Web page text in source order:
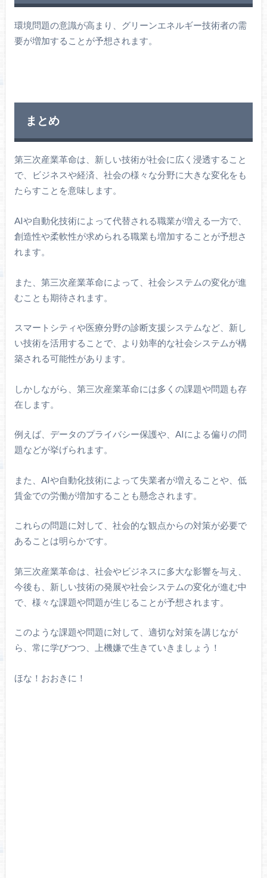
環境問題の意識が高まり、グリーンエネルギー技術者の需
要が増加することが予想されます。
まとめ
第三次産業革命は、新しい技術が社会に広く浸透すること
で、ビジネスや経済、社会の様々な分野に大きな変化をも
たらすことを意味します。
AIや自動化技術によって代替される職業が増える一方で、
創造性や柔軟性が求められる職業も増加することが予想さ
れます。
また、第三次産業革命によって、社会システムの変化が進
むことも期待されます。
スマートシティや医療分野の診断支援システムなど、新し
い技術を活用することで、より効率的な社会システムが構
築される可能性があります。
しかしながら、第三次産業革命には多くの課題や問題も存
在します。
例えば、データのプライバシー保護や、AIによる偏りの問
題などが挙げられます。
また、AIや自動化技術によって失業者が増えることや、低
賃金での労働が増加することも懸念されます。
これらの問題に対して、社会的な観点からの対策が必要で
あることは明らかです。
第三次産業革命は、社会やビジネスに多大な影響を与え、
今後も、新しい技術の発展や社会システムの変化が進む中
で、様々な課題や問題が生じることが予想されます。
このような課題や問題に対して、適切な対策を講じなが
ら、常に学びつつ、上機嫌で生きていきましょう！
ほな！おおきに！